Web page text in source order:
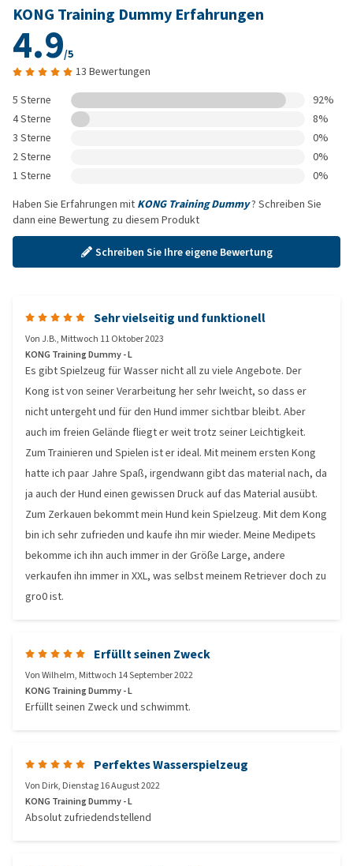
KONG Training Dummy Erfahrungen
4.9/5
13 Bewertungen
5 Sterne
92%
4 Sterne
8%
3 Sterne
0%
2 Sterne
0%
1 Sterne
0%
Haben Sie Erfahrungen mit KONG Training Dummy? Schreiben Sie
dann eine Bewertung zu diesem Produkt
Schreiben Sie Ihre eigene Bewertung
Sehr vielseitig und funktionell
Von J.B., Mittwoch 11 Oktober 2023
KONG Training Dummy - L
Es gibt Spielzeug für Wasser nicht all zu viele Angebote. Der
Kong ist von seiner Verarbeitung her sehr lweicht, so dass er
nicht untergeht und für den Hund immer sichtbar bleibt. Aber
auch im freien Gelände fliegt er weit trotz seiner Leichtigkeit.
Zum Trainieren und Spielen ist er ideal. Mit meinem ersten Kong
hatte ich paar Jahre Spaß, irgendwann gibt das material nach, da
ja auch der Hund einen gewissen Druck auf das Material ausübt.
Zum Zerkauen bekommt mein Hund kein Spielzeug. Mit dem Kong
bin ich sehr zufrieden und kaufe ihn mir wieder. Meine Medipets
bekomme ich ihn auch immer in der Größe Large, andere
verkaufen ihn immer in XXL, was selbst meinem Retriever doch zu
gro0 ist.
Erfüllt seinen Zweck
VonWilhelm, Mittwoch 14 September 2022
KONG Training Dummy - L
Erfüllt seinen Zweck und schwimmt.
Perfektes Wasserspielzeug
Von Dirk, Dienstag 16 August 2022
KONG Training Dummy - L
Absolut zufriedendstellend